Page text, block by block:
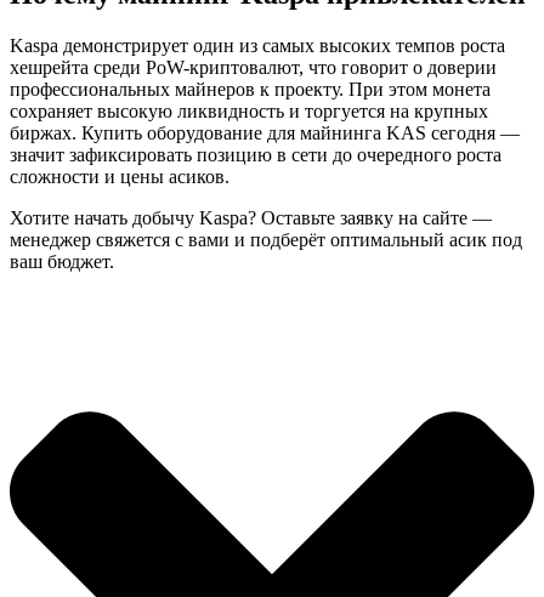
Kaspa демонстрирует один из самых высоких темпов роста
хешрейта среди PoW-криптовалют, что говорит о доверии
профессиональных майнеров к проекту. При этом монета
сохраняет высокую ликвидность и торгуется на крупных
биржах. Купить оборудование для майнинга KAS сегодня —
значит зафиксировать позицию в сети до очередного роста
сложности и цены асиков.
Хотите начать добычу Kaspa? Оставьте заявку на сайте —
менеджер свяжется с вами и подберёт оптимальный асик под
ваш бюджет.